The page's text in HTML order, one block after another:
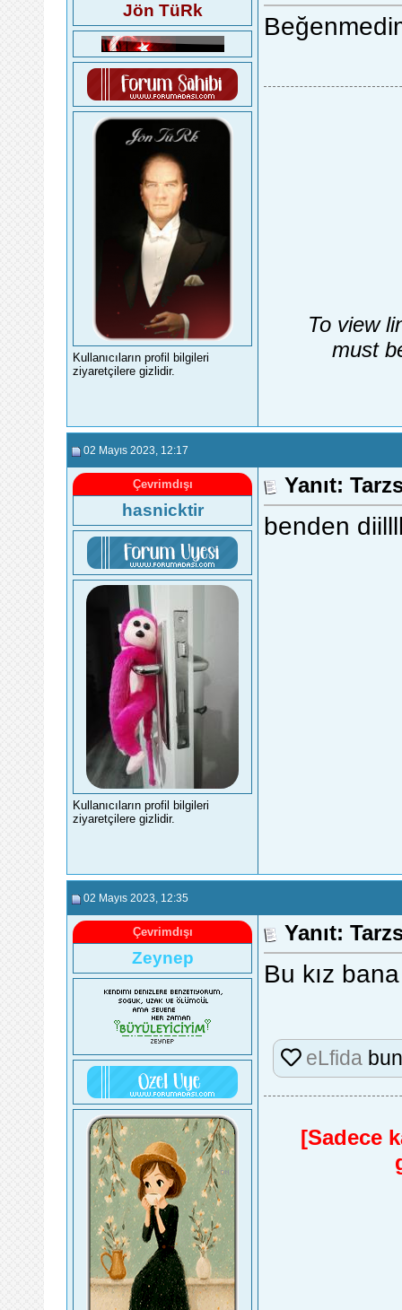
Jön TüRk
Kullanıcıların profil bilgileri
ziyaretçilere gizlidir.
To view
must
02 Mayıs 2023 , 12:17
Çevrimdışı
hasnicktir
Kullanıcıların profil bilgileri
ziyaretçilere gizlidir.
Yanıt:
benden
02 Mayıs 2023 , 12:35
Çevrimdışı
Zeynep
Yanıt:
Bu kız
eLfida
[Sadece